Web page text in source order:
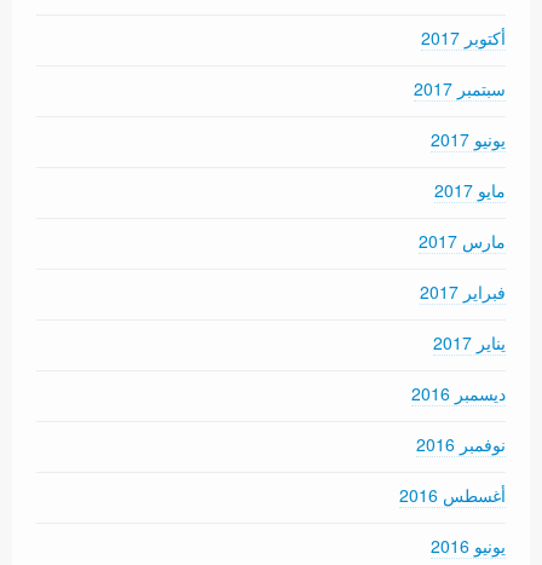
أكتوبر 2017
سبتمبر 2017
يونيو 2017
مايو 2017
مارس 2017
فبراير 2017
يناير 2017
ديسمبر 2016
نوفمبر 2016
أغسطس 2016
يونيو 2016